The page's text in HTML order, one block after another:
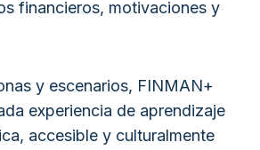
financieros, motivaciones y
y escenarios, FINMAN+
experiencia de aprendizaje
accesible y culturalmente